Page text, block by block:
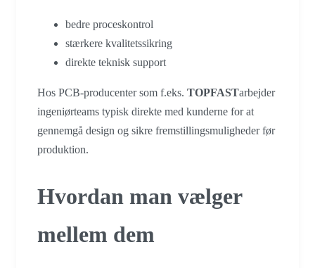
bedre proceskontrol
stærkere kvalitetssikring
direkte teknisk support
Hos PCB-producenter som f.eks. TOPFASTarbejder
ingeniørteams typisk direkte med kunderne for at
gennemgå design og sikre fremstillingsmuligheder før
produktion.
Hvordan man vælger
mellem dem